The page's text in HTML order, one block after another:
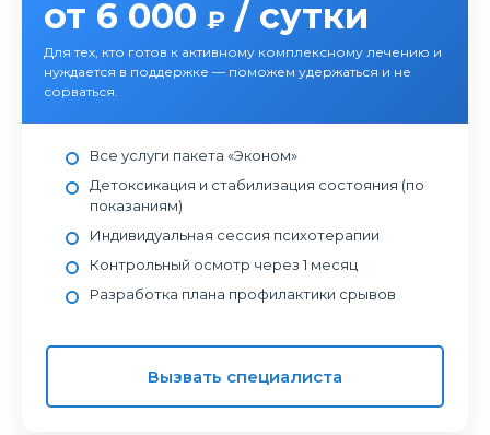
от 6 000 ₽ / сутки
Для тех, кто готов к активному комплексному лечению и
нуждается в поддержке — поможем удержаться и не
сорваться.
Все услуги пакета «Эконом»
Детоксикация и стабилизация состояния (по
показаниям)
Индивидуальная сессия психотерапии
Контрольный осмотр через 1 месяц
Разработка плана профилактики срывов
Вызвать специалиста